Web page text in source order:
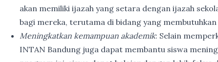
akan memiliki ijazah yang setara dengan ijazah
bagi mereka, terutama di bidang yang
Meningkatkan kemampuan akademik: Selain
INTAN Bandung juga dapat membantu siswa